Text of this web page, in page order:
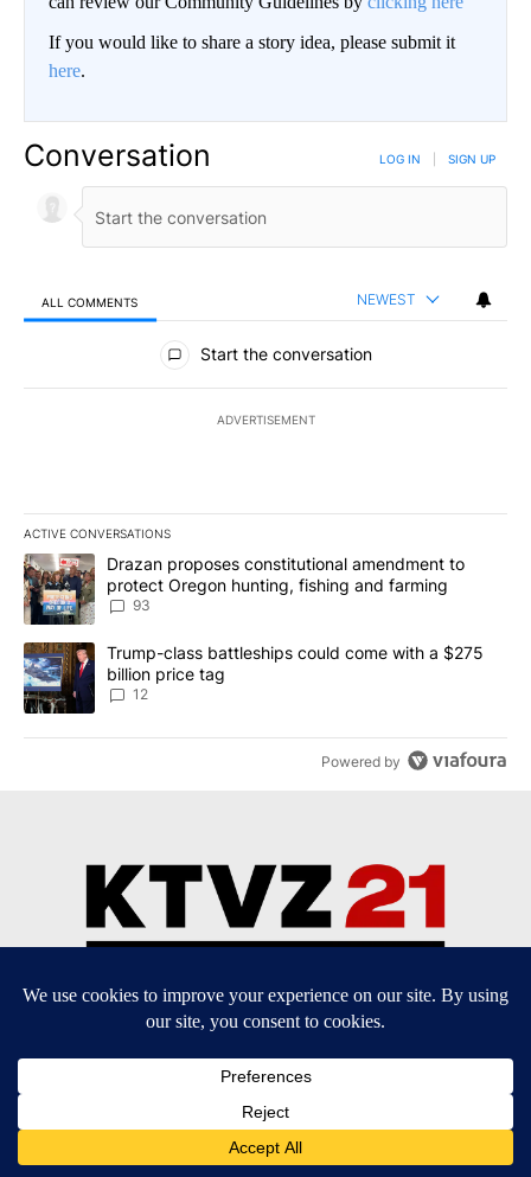
If you would like to share a story idea, please submit it
here.
Conversation LOG IN SIGN UP
ALL COMMENTS NEWEST
All Comments
Start the conversation
ADVERTISEMENT
ACTIVE CONVERSATIONS
The following is a list of the most commented articles in the last
A trending article titled "Drazan proposes constitutional
Drazan proposes constitutional amendment to
protect Oregon hunting, fishing and farming
93
A trending article titled "Trump-class battleships could come
Trump-class battleships could come with a $275
billion price tag
12
Powered by